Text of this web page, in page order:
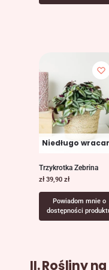
Niedługo
Trzykrotka Zebrina
zł 39,90 zł
Powiadom mnie o
dostępności
II. Rośliny